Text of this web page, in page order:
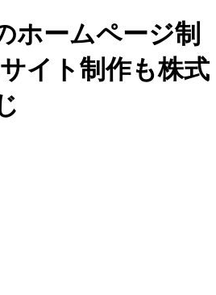
ホームページ制
イト制作も株式